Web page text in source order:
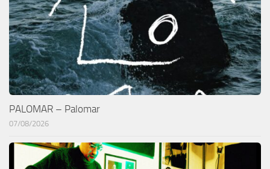
PALOMAR – Palomar
07/08/2026